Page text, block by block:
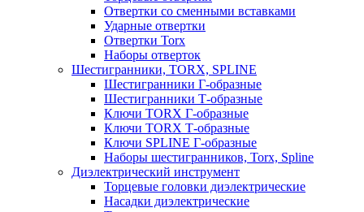
Отвертки со сменными вставками
Ударные отвертки
Отвертки Torx
Наборы отверток
Шестигранники, TORX, SPLINE
Шестигранники Г-образные
Шестигранники Т-образные
Ключи TORX Г-образные
Ключи TORX Т-образные
Ключи SPLINE Г-образные
Наборы шестигранников, Torx, Spline
Диэлектрический инструмент
Торцевые головки диэлектрические
Насадки диэлектрические